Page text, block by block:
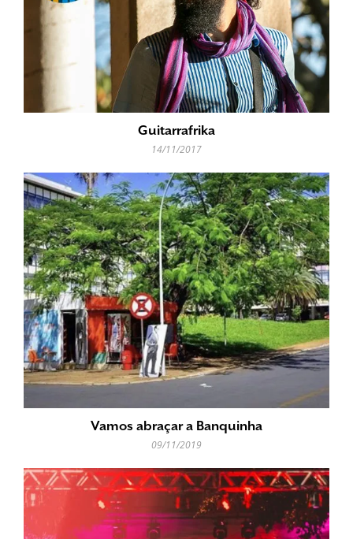
Guitarrafrika
14/11/2017
Vamos abraçar a Banquinha
09/11/2019